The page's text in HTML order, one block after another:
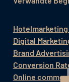
Digital
Brand
Conversion
Online